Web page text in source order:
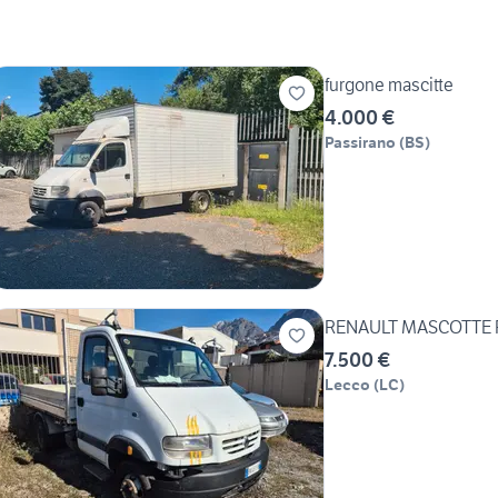
furgone mascitte
4.000 €
Passirano (BS)
RENAULT MASCOTTE
7.500 €
Lecco (LC)